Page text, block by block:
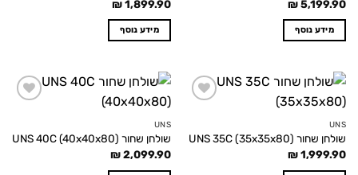
₪5,199.90
מידע נוסף
₪1,899.90
מידע נוסף
UNS
שולחן שחור UNS 35C (35x35x80)
₪1,999.90
UNS
שולחן שחור UNS 40C (40x40x80)
₪2,099.90